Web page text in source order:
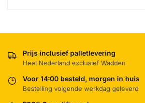
Prijs inclusief palletlevering
Heel Nederland exclusief Wadden
Voor 14:00 besteld, morgen in huis
Bestelling volgende werkdag geleverd